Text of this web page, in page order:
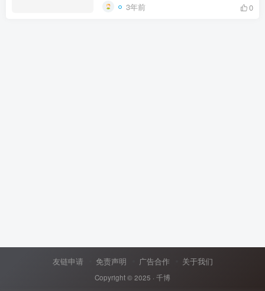
3年前 0
友链申请 免责声明 广告合作 关于我们
Copyright © 2025 · 千博